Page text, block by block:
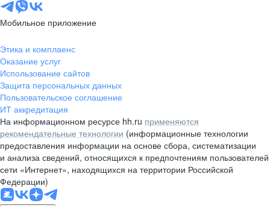
Мобильное приложение
Этика и комплаенс
Оказание услуг
Использование сайтов
Защита персональных данных
Пользовательское соглашение
ИТ аккредитация
На информационном ресурсе hh.ru применяются
рекомендательные технологии (информационные технологии
предоставления информации на основе сбора, систематизации
и анализа сведений, относящихся к предпочтениям пользователей
сети «Интернет», находящихся на территории Российской
Федерации)